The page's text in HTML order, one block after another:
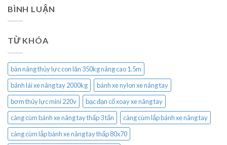
BÌNH LUẬN
TỪ KHÓA
bàn nâng thủy lực con lăn 350kg nâng cao 1.5m
bánh lái xe nâng tay 2000kg
bánh xe nylon xe nâng tay
bơm thủy lực mini 220v
bạc đạn cổ xoay xe nâng tay
càng cùm bánh xe nâng tay thấp 3 tấn
càng cùm lắp bánh xe nâng tay
càng cùm lắp bánh xe nâng tay thấp 80x70